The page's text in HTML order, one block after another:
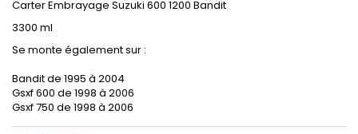
Carter Embrayage Suzuki 600 1200 Bandit
3300 ml
Se monte également sur :
Bandit de 1995 à 2004
Gsxf 600 de 1998 à 2006
Gsxf 750 de 1998 à 2006